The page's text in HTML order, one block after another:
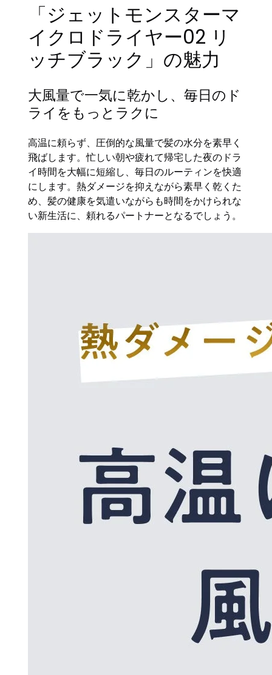
「ジェットモンスターマ
イクロドライヤー02 リ
ッチブラック」の魅力
大風量で一気に乾かし、毎日のド
ライをもっとラクに
高温に頼らず、圧倒的な風量で髪の水分を素早く
飛ばします。忙しい朝や疲れて帰宅した夜のドラ
イ時間を大幅に短縮し、毎日のルーティンを快適
にします。熱ダメージを抑えながら素早く乾くた
め、髪の健康を気遣いながらも時間をかけられな
い新生活に、頼れるパートナーとなるでしょう。